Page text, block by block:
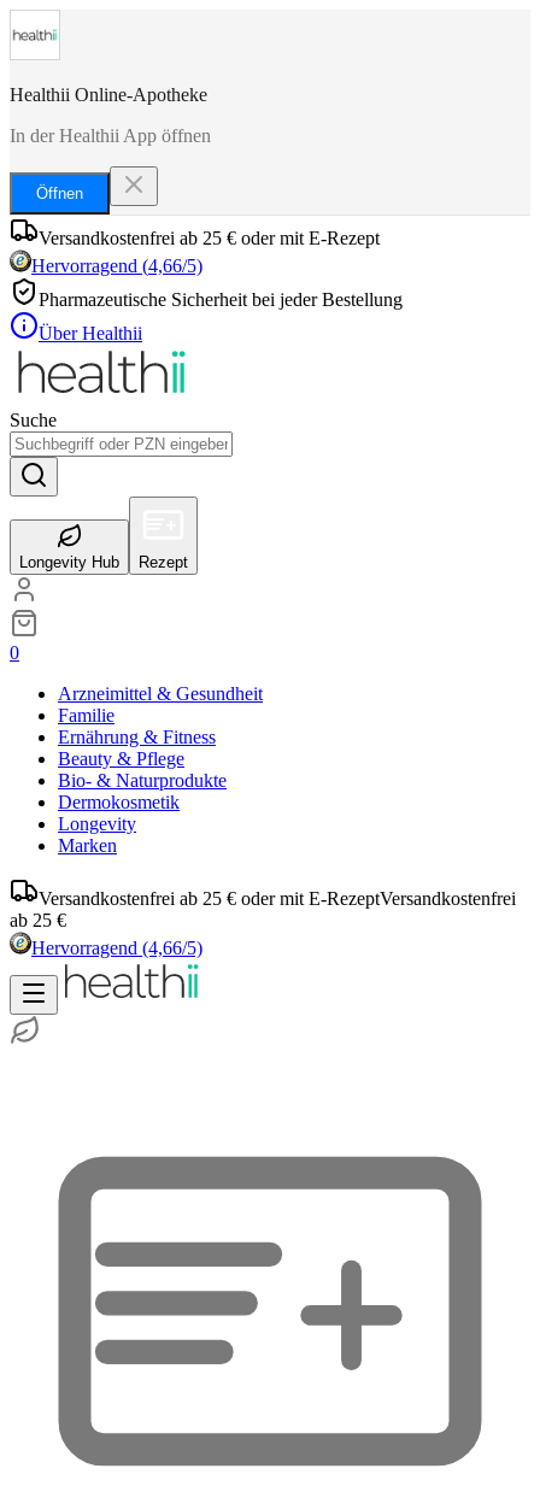
Healthii Online-Apotheke
In der Healthii App öffnen
Öffnen
Versandkostenfrei ab 25 € oder mit E-Rezept
Hervorragend (4,66/5)
Pharmazeutische Sicherheit bei jeder Bestellung
Über Healthii
Suche
Longevity Hub Rezept
0
Arzneimittel & Gesundheit
Familie
Ernährung & Fitness
Beauty & Pflege
Bio- & Naturprodukte
Dermokosmetik
Longevity
Marken
Versandkostenfrei ab 25 € oder mit E-RezeptVersandkostenfrei
ab 25 €
Hervorragend (4,66/5)